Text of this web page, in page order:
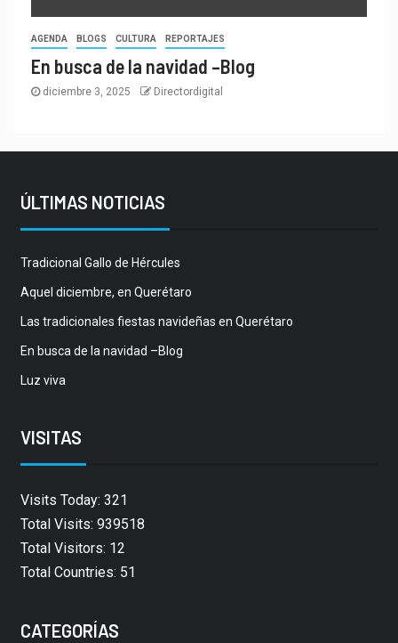
AGENDA BLOGS CULTURA REPORTAJES
En busca de la navidad –Blog
diciembre 3, 2025 Directordigital
ÚLTIMAS NOTICIAS
Tradicional Gallo de Hércules
Aquel diciembre, en Querétaro
Las tradicionales fiestas navideñas en Querétaro
En busca de la navidad –Blog
Luz viva
VISITAS
Visits Today: 321
Total Visits: 939518
Total Visitors: 12
Total Countries: 51
CATEGORÍAS